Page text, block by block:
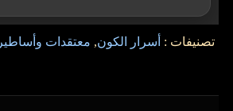
تصنيفات : أسرار الكون, معتقدات وأساطير